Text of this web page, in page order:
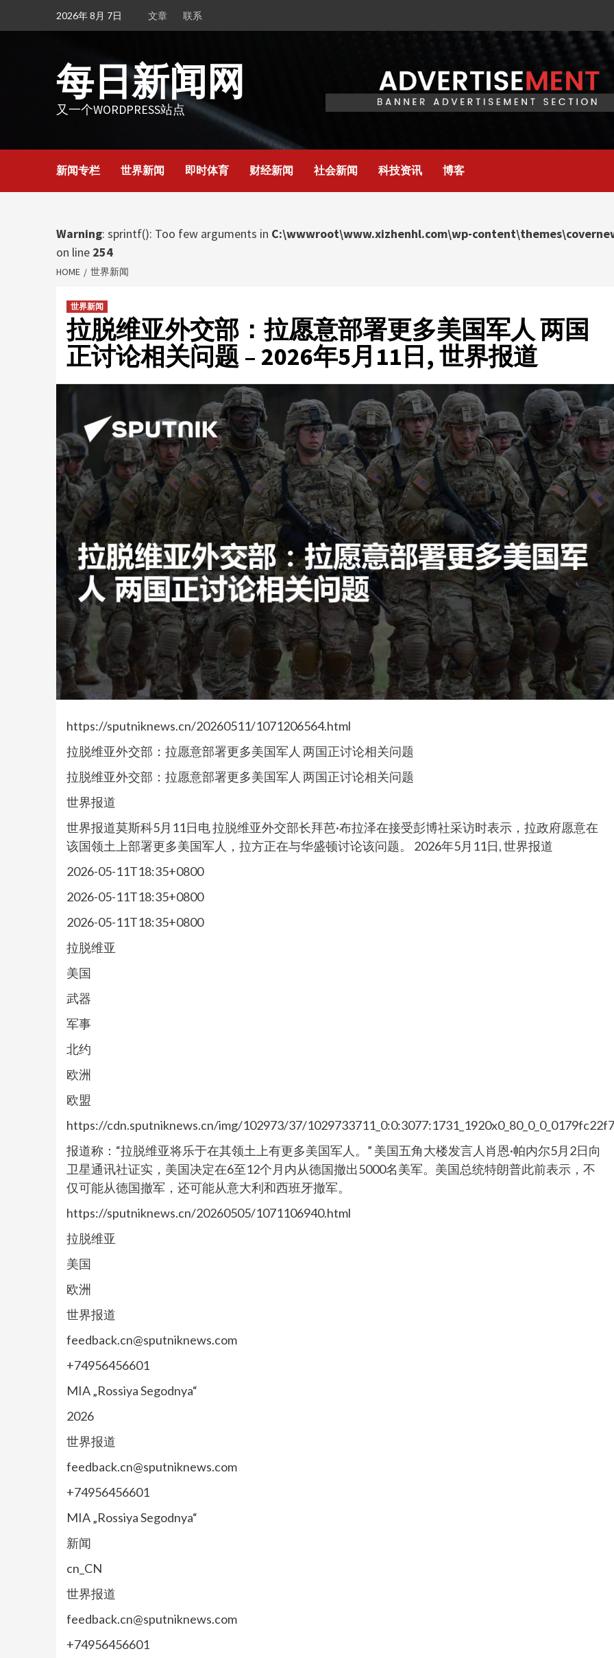
2026年 8月 7日 文章 联系
每日新闻网
又一个WORDPRESS站点
新闻专栏 世界新闻 即时体育 财经新闻 社会新闻 科技资讯 博客
Warning: sprintf(): Too few arguments in C:\wwwroot\www.xizhenhl.com\wp-
on line 254
HOME 世界新闻
世界新闻
拉脱维亚外交部：拉愿意部署更多美国军人 两国
正讨论相关问题 – 2026年5月11日, 世界报道
https://sputniknews.cn/20260511/1071206564.html
拉脱维亚外交部：拉愿意部署更多美国军人 两国正讨论相关问题
拉脱维亚外交部：拉愿意部署更多美国军人 两国正讨论相关问题
世界报道
世界报道莫斯科5月11日电 拉脱维亚外交部长拜芭·布拉泽在接受彭博社采访时表示，拉政府愿意在
该国领土上部署更多美国军人，拉方正在与华盛顿讨论该问题。 2026年5月11日, 世界报道
2026-05-11T18:35+0800
2026-05-11T18:35+0800
2026-05-11T18:35+0800
拉脱维亚
美国
武器
军事
北约
欧洲
欧盟
https://cdn.sputniknews.cn/img/102973/37/
报道称：“拉脱维亚将乐于在其领土上有更多美国军人。” 美国五角大楼发言人肖恩·帕内尔5月2日向
卫星通讯社证实，美国决定在6至12个月内从德国撤出5000名美军。美国总统特朗普此前表示，不
仅可能从德国撤军，还可能从意大利和西班牙撤军。
https://sputniknews.cn/20260505/1071106940.html
拉脱维亚
美国
欧洲
世界报道
feedback.cn@sputniknews.com
+74956456601
MIA „Rossiya Segodnya“
2026
世界报道
feedback.cn@sputniknews.com
+74956456601
MIA „Rossiya Segodnya“
新闻
cn_CN
世界报道
feedback.cn@sputniknews.com
+74956456601